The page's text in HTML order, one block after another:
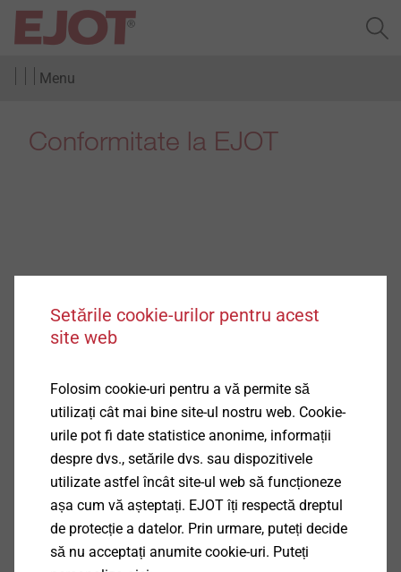
Menu
Conformitate la EJOT
Show More
Cu 100 de ani în urmă, când Adolf Böhl a început
producția de șuruburi și cuie în Berghausen, a fost de
ani mai târziu, evidentul ar trebui să fie scris sub
formă de orientări de conformitate.
De ce EJOT are nevoie de acest lucru
acum?
Toată lumea este de acord că calitatea serviciilor ar
trebui să fie factorul convingător într-un mediu
Setările cookie-urilor pentru acest
site web
Folosim cookie-uri pentru a vă permite să
utilizați cât mai bine site-ul nostru web. Cookie-
urile pot fi date statistice anonime, informații
despre dvs., setările dvs. sau dispozitivele
utilizate astfel încât site-ul web să funcționeze
așa cum vă așteptați. EJOT îți respectă dreptul
de protecție a datelor. Prin urmare, puteți decide
să nu acceptați anumite cookie-uri. Puteți